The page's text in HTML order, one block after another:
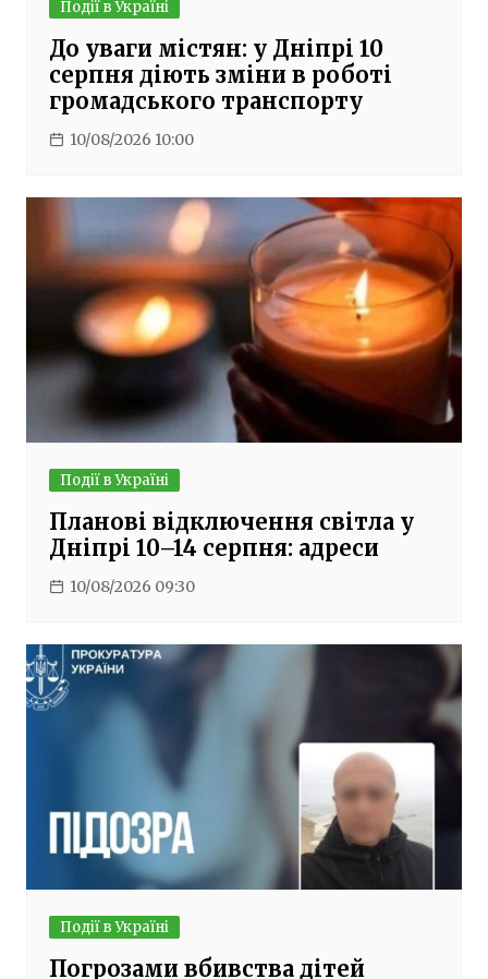
Події в Україні
До уваги містян: у Дніпрі 10
серпня діють зміни в роботі
громадського транспорту
10/08/2026 10:00
Події в Україні
Планові відключення світла у
Дніпрі 10–14 серпня: адреси
10/08/2026 09:30
Події в Україні
Погрозами вбивства дітей